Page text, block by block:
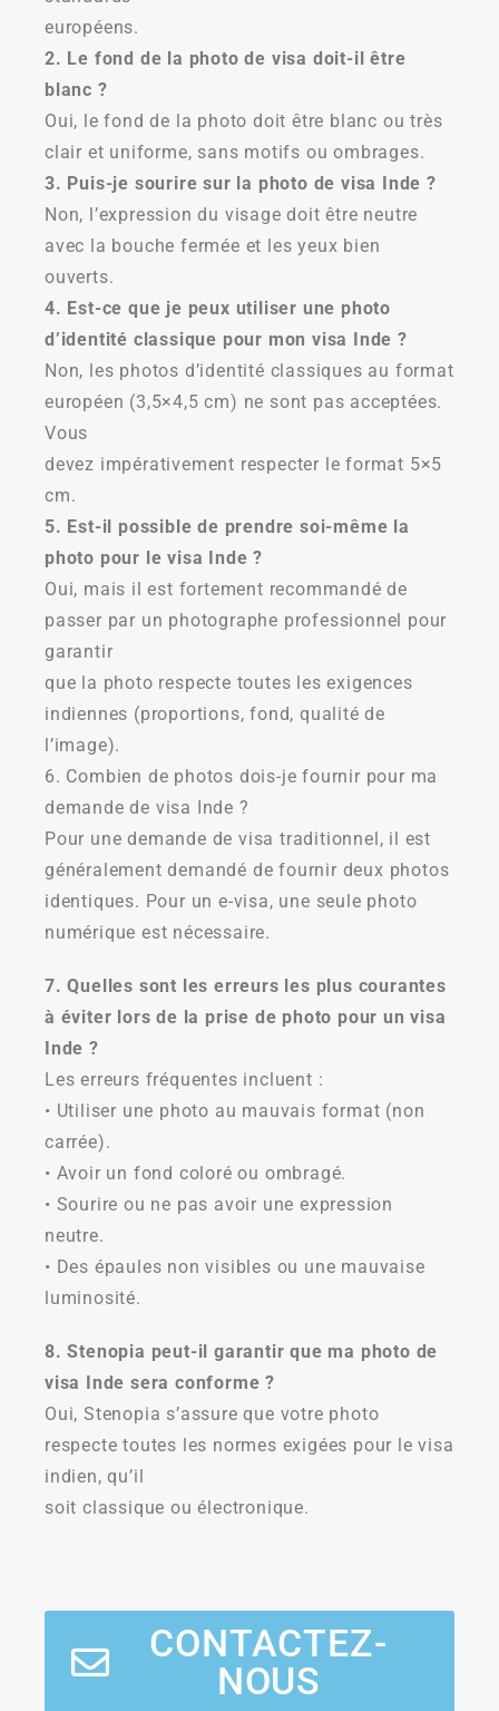
européens.
2. Le fond de la photo de visa doit-il être
blanc ?
Oui, le fond de la photo doit être blanc ou très
clair et uniforme, sans motifs ou ombrages.
3. Puis-je sourire sur la photo de visa Inde ?
Non, l’expression du visage doit être neutre
avec la bouche fermée et les yeux bien
ouverts.
4. Est-ce que je peux utiliser une photo
d’identité classique pour mon visa Inde ?
Non, les photos d’identité classiques au format
européen (3,5×4,5 cm) ne sont pas acceptées.
Vous
devez impérativement respecter le format 5×5
cm.
5. Est-il possible de prendre soi-même la
photo pour le visa Inde ?
Oui, mais il est fortement recommandé de
passer par un photographe professionnel pour
garantir
que la photo respecte toutes les exigences
indiennes (proportions, fond, qualité de
l’image).
6. Combien de photos dois-je fournir pour ma
demande de visa Inde ?
Pour une demande de visa traditionnel, il est
généralement demandé de fournir deux photos
identiques. Pour un e-visa, une seule photo
numérique est nécessaire.
7. Quelles sont les erreurs les plus courantes
à éviter lors de la prise de photo pour un visa
Inde ?
Les erreurs fréquentes incluent :
• Utiliser une photo au mauvais format (non
carrée).
• Avoir un fond coloré ou ombragé.
• Sourire ou ne pas avoir une expression
neutre.
• Des épaules non visibles ou une mauvaise
luminosité.
8. Stenopia peut-il garantir que ma photo de
visa Inde sera conforme ?
Oui, Stenopia s’assure que votre photo
respecte toutes les normes exigées pour le visa
indien, qu’il
soit classique ou électronique.
CONTACTEZ-
NOUS